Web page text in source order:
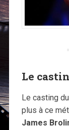
Le
Le casting
plus à ce
James